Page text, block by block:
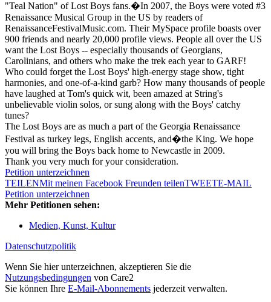
"Teal Nation" of Lost Boys fans.�In 2007, the Boys were voted #3
Renaissance Musical Group in the US by readers of
RenaissanceFestivalMusic.com. Their MySpace profile boasts over
900 friends and nearly 20,000 profile views. People all over the US
want the Lost Boys -- especially thousands of Georgians,
Carolinians, and others who make the trek each year to GARF!
Who could forget the Lost Boys' high-energy stage show, tight
harmonies, and one-of-a-kind garb? How many thousands of people
have laughed at Tom's quick wit, been amazed at String's
unbelievable violin solos, or sung along with the Boys' catchy
tunes?
The Lost Boys are as much a part of the Georgia Renaissance
Festival as turkey legs, English accents, and�the King. We hope
you will bring the Boys back home to Newcastle in 2009.
Thank you very much for your consideration.
Petition unterzeichnen
TEILENMit meinen Facebook Freunden teilenTWEETE-MAIL
Petition unterzeichnen
Mehr Petitionen sehen:
Medien, Kunst, Kultur
Datenschutzpolitik
Wenn Sie hier unterzeichnen, akzeptieren Sie die
Nutzungsbedingungen von Care2
Sie können Ihre E-Mail-Abonnements jederzeit verwalten.